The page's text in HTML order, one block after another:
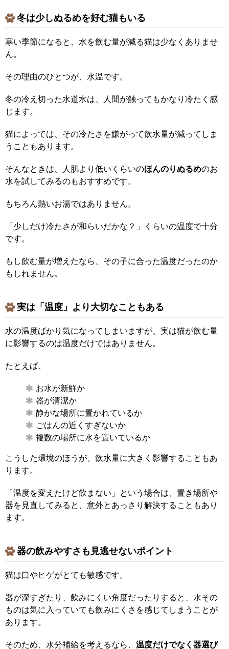
冬は少しぬるめを好む猫もいる
寒い季節になると、水を飲む量が減る猫は少なくありませ
ん。
その理由のひとつが、水温です。
冬の冷え切った水道水は、人間が触ってもかなり冷たく感
じます。
猫によっては、その冷たさを嫌がって飲水量が減ってしま
うこともあります。
そんなときは、人肌より低いくらいのほんのりぬるめのお
水を試してみるのもおすすめです。
もちろん熱いお湯ではありません。
「少しだけ冷たさが和らいだかな？」くらいの温度で十分
です。
もし飲む量が増えたなら、その子に合った温度だったのか
もしれません。
実は「温度」より大切なこともある
水の温度ばかり気になってしまいますが、実は猫が飲む量
に影響するのは温度だけではありません。
たとえば、
お水が新鮮か
器が清潔か
静かな場所に置かれているか
ごはんの近くすぎないか
複数の場所に水を置いているか
こうした環境のほうが、飲水量に大きく影響することもあ
ります。
「温度を変えたけど飲まない」という場合は、置き場所や
器を見直してみると、意外とあっさり解決することもあり
ます。
器の飲みやすさも見逃せないポイント
猫は口やヒゲがとても敏感です。
器が深すぎたり、飲みにくい角度だったりすると、水その
ものは気に入っていても飲みにくさを感じてしまうことが
あります。
そのため、水分補給を考えるなら、 温度だけでなく器選び